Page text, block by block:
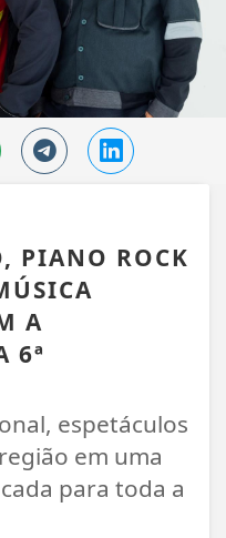
PIANO ROCK
A
6ª
espetáculos
em uma
para toda a